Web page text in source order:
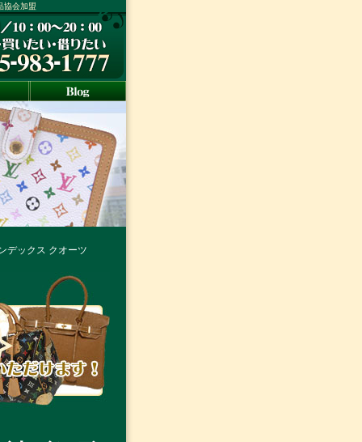
協会加盟
デックス クオーツ